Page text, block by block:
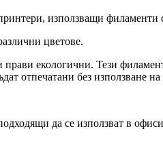
използващи филаменти
цветове.
екологични. Тези
отпечатани без използване на
да се използват в